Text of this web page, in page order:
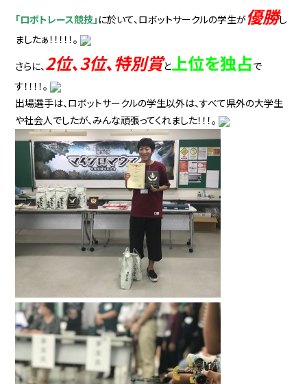
「ロボトレース競技」 に於いて、ロボットサークルの学生が優勝し
ましたぁ！！！！！。
さらに、2位、3位、特別賞と上位を独占で
す！！！！。
出場選手は、ロボットサークルの学生以外は、すべて県外の大学生
や社会人でしたが、みんな頑張ってくれました！！！。